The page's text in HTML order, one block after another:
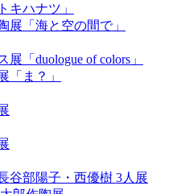
キハナツ」
展「海と空の間で」
展「duologue of colors」
「ま？」
谷部陽子・西優樹 3人展